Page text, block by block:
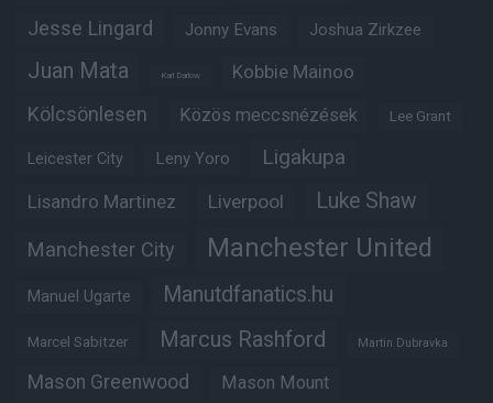
Jesse Lingard Jonny Evans Joshua Zirkzee
Juan Mata Karl Darlow Kobbie Mainoo
Kölcsönlesen Közös meccsnézések Lee Grant
Leicester City Leny Yoro Ligakupa
Lisandro Martinez Liverpool Luke Shaw
Manchester City Manchester United
Manuel Ugarte Manutdfanatics.hu
Marcel Sabitzer Marcus Rashford Martin Dubravka
Mason Greenwood Mason Mount